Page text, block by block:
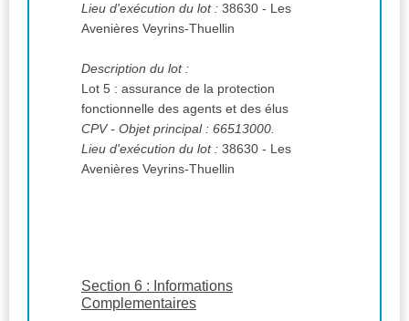
Lieu d'exécution du lot : 38630 - Les
Avenières Veyrins-Thuellin
Description du lot :
Lot 5 : assurance de la protection
fonctionnelle des agents et des élus
CPV- Objet principal : 66513000.
Lieu d'exécution du lot : 38630 - Les
Avenières Veyrins-Thuellin
Section 6 : Informations
Complementaires